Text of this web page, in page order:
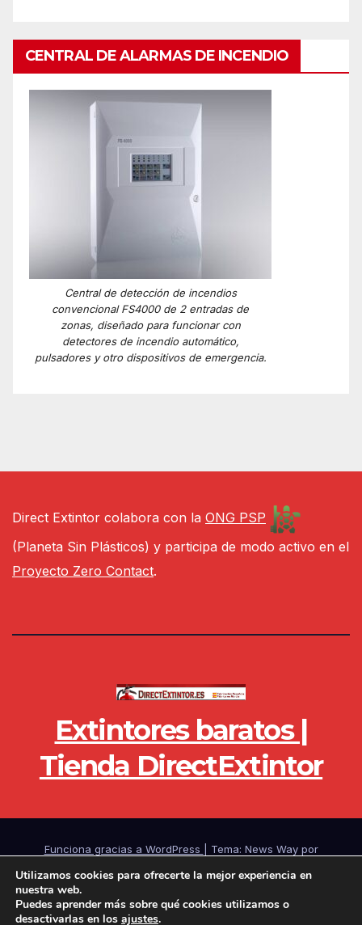
CENTRAL DE ALARMAS DE INCENDIO
Central de detección de incendios
convencional FS4000 de 2 entradas de
zonas, diseñado para funcionar con
detectores de incendio automático,
pulsadores y otro dispositivos de emergencia.
Direct Extintor colabora con la ONG PSP
(Planeta Sin Plásticos) y participa de modo activo en el
Proyecto Zero Contact.
Extintores baratos |
Tienda DirectExtintor
Funciona gracias a WordPress
Tema: News Way por
Themeansar
Noticias Pago y envíoContactarAviso legal Quienes somos
Utilizamos cookies para ofrecerte la mejor experiencia en
nuestra web.
Puedes aprender más sobre qué cookies utilizamos o
desactivarlas en los ajustes.